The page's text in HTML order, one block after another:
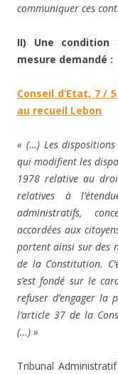
communiquer ces
II) Une
mesure demandé :
Conseil d’Etat, 7 /
au recueil Lebon
« (…) Les
qui modifient les
1978 relative au
relatives à
administratifs,
accordées aux
portent ainsi sur des
de la Constitution.
s’est fondé sur le
refuser d’engager la
l’article 37 de la
(…) »
Tribunal